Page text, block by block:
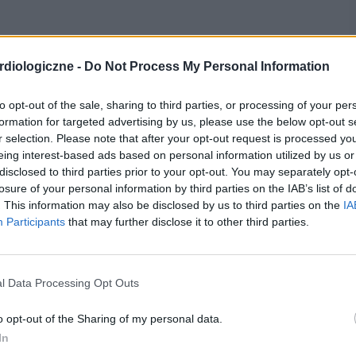
- Do Not Process My Personal Information
opt-out of the sale, sharing to third parties, or processing of your
for targeted advertising by us, please use the below opt-out
selection. Please note that after your opt-out request is processed
interest-based ads based on personal information utilized by us
to third parties prior to your opt-out. You may separately
of your personal information by third parties on the IAB’s list of
This information may also be disclosed by us to third parties on the
Participants that may further disclose it to other third parties.
Data Processing Opt Outs
opt-out of the Sharing of my personal data.
ponad 80 lat i stale się wydłuża. Wraz z nią
przewlekłe, w Europie stanowiące aż 77
kontekście są schorzenia układu sercowo-
przyczynę zgonów(zarówno w Polsce, jak i w
i nowe możliwości terapii oraz opieki – w
długość życia pacjentów ze
przebytym zawale czy z
tych chorób może być
nazywana została epidemią XXI wieku
serca, często towarzyszą różnego